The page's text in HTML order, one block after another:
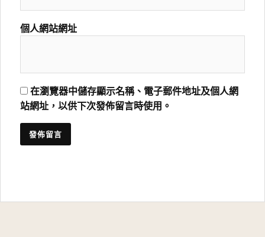
個人網站網址
在瀏覽器中儲存顯示名稱、電子郵件地址及個人網
站網址，以供下次發佈留言時使用。